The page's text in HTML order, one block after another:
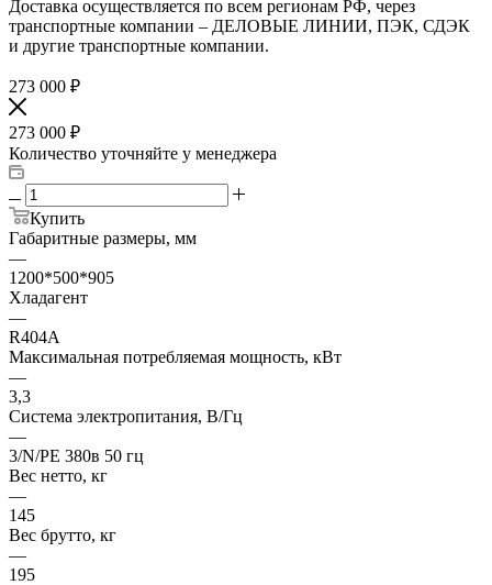
Доставка осуществляется по всем регионам РФ, через
транспортные компании – ДЕЛОВЫЕ ЛИНИИ, ПЭК, СДЭК
и другие транспортные компании.
273 000 ₽
273 000 ₽
Количество уточняйте у менеджера
Купить
Габаритные размеры, мм
—
1200*500*905
Хладагент
—
R404A
Максимальная потребляемая мощность, кВт
—
3,3
Система электропитания, В/Гц
—
3/N/PE 380в 50 гц
Вес нетто, кг
—
145
Вес брутто, кг
—
195